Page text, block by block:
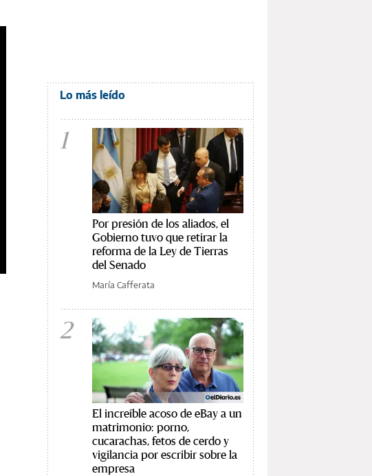
Lo más leído
1
Por presión de los aliados, el
Gobierno tuvo que retirar la
reforma de la Ley de Tierras
del Senado
María Cafferata
2
El increíble acoso de eBay a un
matrimonio: porno,
cucarachas, fetos de cerdo y
vigilancia por escribir sobre la
empresa